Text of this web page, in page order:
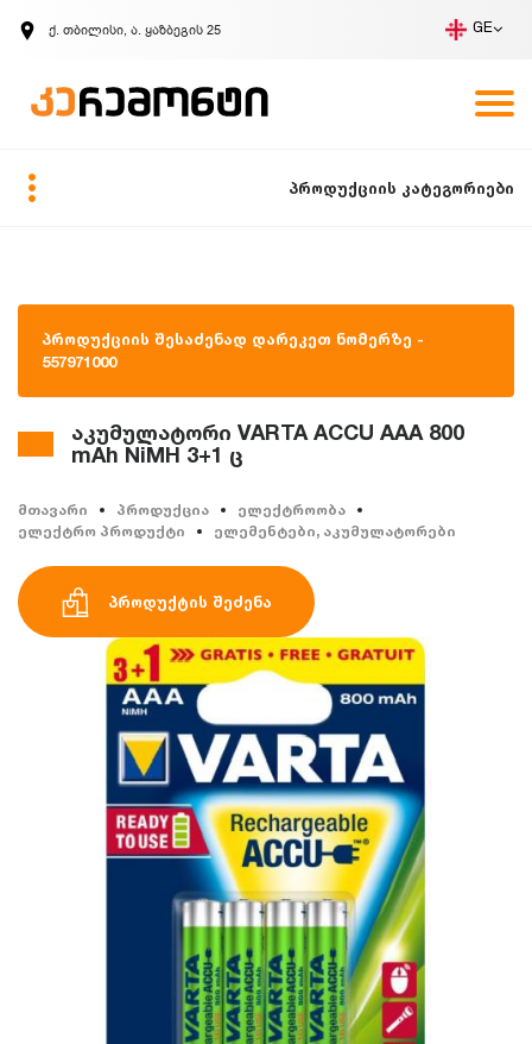
ქ. თბილისი, ა. ყაზბეგის 25 GE
ზარის მოთხოვნა
პროდუქციის კატეგორიები
პროდუქციის შესაძენად დარეკეთ ნომერზე -
557971000
აკუმულატორი VARTA ACCU AAA 800
mAh NiMH 3+1 ც
მთავარი პროდუქცია
ელექტროობა
ელექტრო პროდუქტი
ელემენტები, აკუმულატორები
პროდუქტის შეძენა